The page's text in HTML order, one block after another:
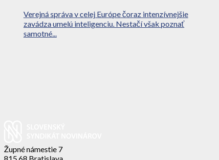
Verejná správa v celej Európe čoraz intenzívnejšie
zavádza umelú inteligenciu. Nestačí však poznať
samotné...
Župné námestie 7